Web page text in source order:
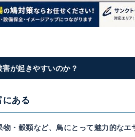
が起きやすいのか？
ある
物・穀類など、鳥にとって魅力的なエ